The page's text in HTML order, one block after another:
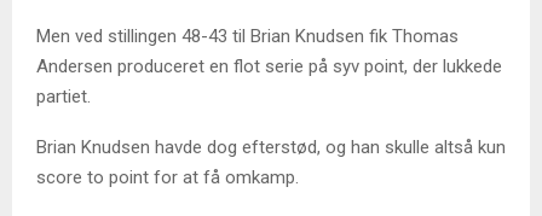
Men ved stillingen 48-43 til Brian Knudsen fik Thomas
Andersen produceret en flot serie på syv point, der lukkede
partiet.
Brian Knudsen havde dog efterstød, og han skulle altså kun
score to point for at få omkamp.